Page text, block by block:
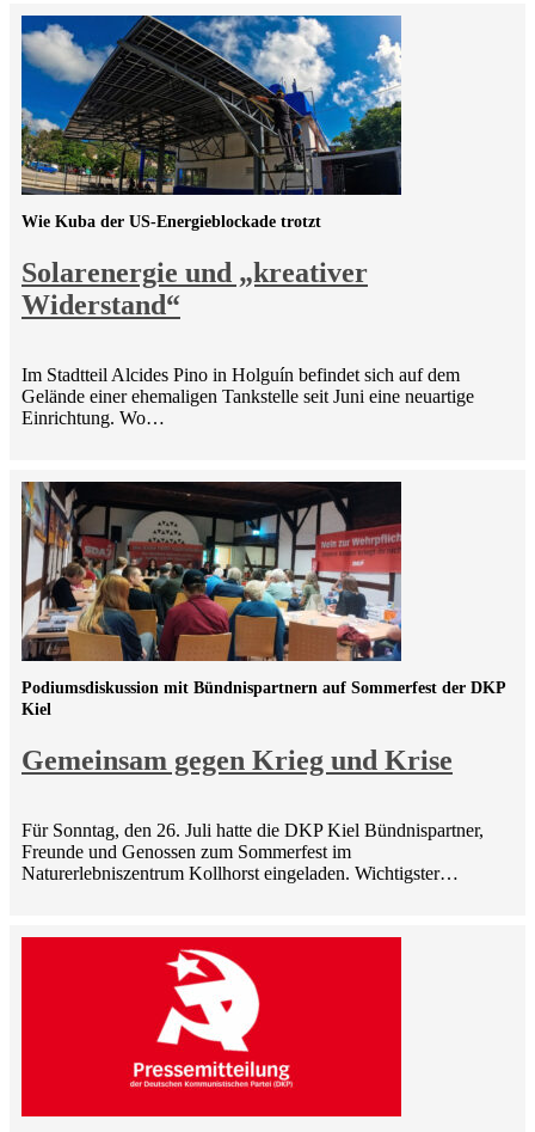
Solarenergie und „kreativer
Widerstand“
Wie Kuba der US-Energieblockade trotzt
Im Stadtteil Alcides Pino in Holguín befindet sich auf dem
Gelände einer ehemaligen Tankstelle seit Juni eine neuartige
Einrichtung. Wo…
Gemeinsam gegen Krieg und Krise
Podiumsdiskussion mit Bündnispartnern auf Sommerfest der DKP
Kiel
Für Sonntag, den 26. Juli hatte die DKP Kiel Bündnispartner,
Freunde und Genossen zum Sommerfest im
Naturerlebniszentrum Kollhorst eingeladen. Wichtigster…